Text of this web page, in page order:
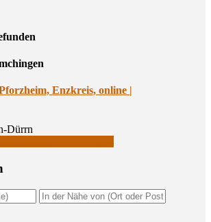
Enz­kreis, online |
Dürrn